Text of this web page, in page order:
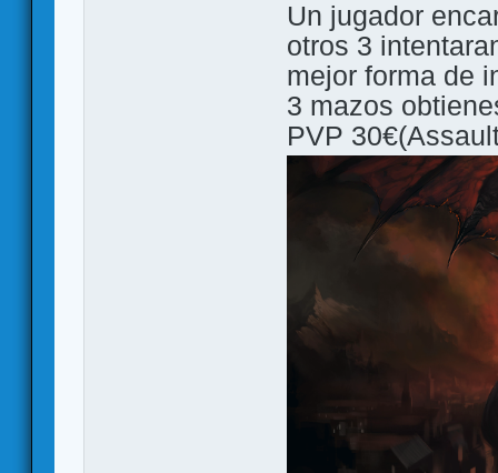
Un jugador
otros 3
mejor forma de
3 mazos
PVP